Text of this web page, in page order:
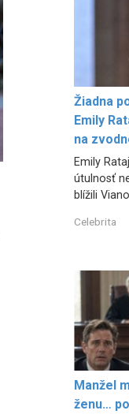
Žiadna
Emily
na
Emily
útulnosť
blížili
Celebrita
Manžel
ženu…